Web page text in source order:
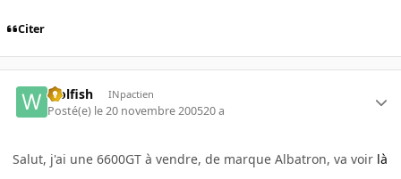
Citer
wolfish INpactien
Posté(e) le 20 novembre 200520 a
Salut, j'ai une 6600GT à vendre, de marque Albatron, va voir là